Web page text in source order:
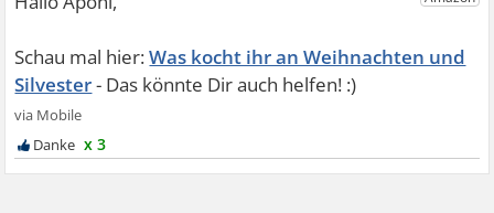
Was kocht ihr an Weihnachten und
Silvester
x 3